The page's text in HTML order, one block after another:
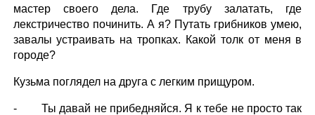
мастер своего дела. Где трубу залатать, где
лекстричество починить. А я? Путать грибников умею,
завалы устраивать на тропках. Какой толк от меня в
городе?
Кузьма поглядел на друга с легким прищуром.
- Ты давай не прибедняйся. Я к тебе не просто так